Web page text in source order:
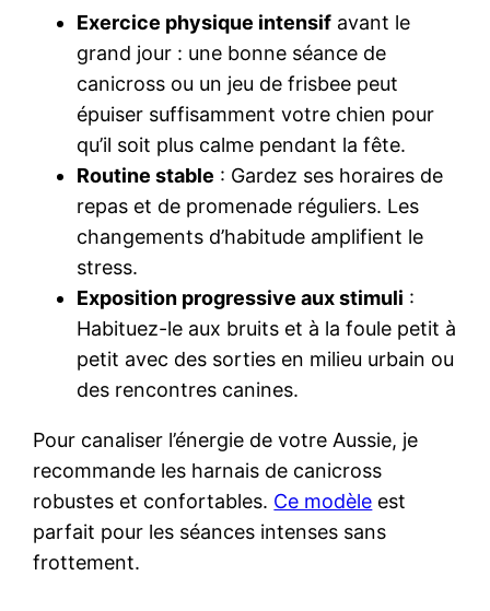
Exercice physique intensif avant le
grand jour : une bonne séance de
canicross ou un jeu de frisbee peut
épuiser suffisamment votre chien pour
qu’il soit plus calme pendant la fête.
Routine stable : Gardez ses horaires de
repas et de promenade réguliers. Les
changements d’habitude amplifient le
stress.
Exposition progressive aux stimuli :
Habituez-le aux bruits et à la foule petit à
petit avec des sorties en milieu urbain ou
des rencontres canines.
Pour canaliser l’énergie de votre Aussie, je
recommande les harnais de canicross
robustes et confortables. Ce modèle est
parfait pour les séances intenses sans
frottement.